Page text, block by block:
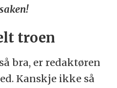
troen
bra, er redaktøren
Kanskje ikke så